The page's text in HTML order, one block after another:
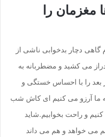
را
گاهی دچار بدخوابی ناشی از
می کشید و مضطربانه به
بعد را با احساس خستگی و
ما آرزو می کنیم ای کاش شب
و راحت بخوابیم.شاید
می خواهد و هم می داند